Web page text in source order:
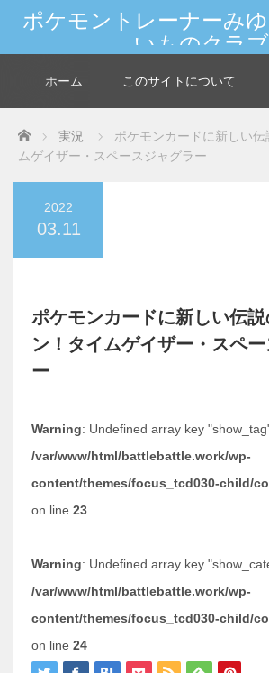
ポケモントレーナーみ
いものクラブ
ホーム このサイトについて
Home 実況
ポケモンカードに新しい
ムゲイザー・スペースジャグラー
2022
03.11
ポケモンカードに新しい伝
ン！タイムゲイザー・スペ
ー
Warning: Undefined array key
/var/www/html/battlebattle.work/wp-
content/themes/focus_tcd030-child/
on line 23
Warning: Undefined array key
/var/www/html/battlebattle.work/wp-
content/themes/focus_tcd030-child/
on line 24